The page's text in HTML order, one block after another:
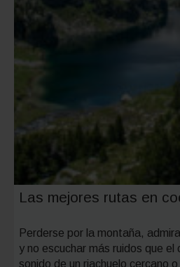
Las mejores rutas en
Perderse por la montaña,
y no escuchar más ruidos que el
sonido de un riachuelo cercano